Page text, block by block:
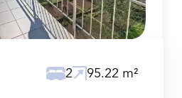
2 95.22 m²